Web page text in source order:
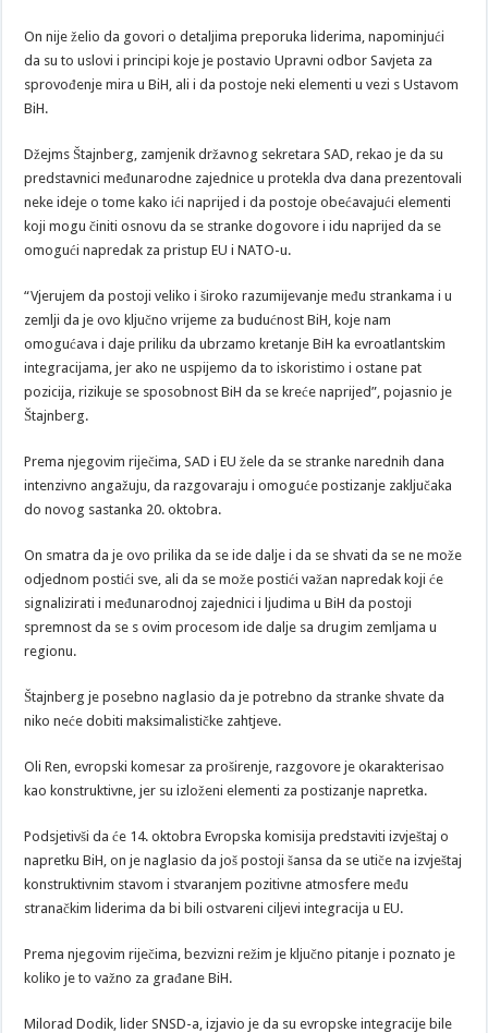
On nije želio da govori o detaljima preporuka liderima, napominjući
da su to uslovi i principi koje je postavio Upravni odbor Savjeta za
sprovođenje mira u BiH, ali i da postoje neki elementi u vezi s Ustavom
BiH.
Džejms Štajnberg, zamjenik državnog sekretara SAD, rekao je da su
predstavnici međunarodne zajednice u protekla dva dana prezentovali
neke ideje o tome kako ići naprijed i da postoje obećavajući elementi
koji mogu činiti osnovu da se stranke dogovore i idu naprijed da se
omogući napredak za pristup EU i NATO-u.
“Vjerujem da postoji veliko i široko razumijevanje među strankama i u
zemlji da je ovo ključno vrijeme za budućnost BiH, koje nam
omogućava i daje priliku da ubrzamo kretanje BiH ka evroatlantskim
integracijama, jer ako ne uspijemo da to iskoristimo i ostane pat
pozicija, rizikuje se sposobnost BiH da se kreće naprijed”, pojasnio je
Štajnberg.
Prema njegovim riječima, SAD i EU žele da se stranke narednih dana
intenzivno angažuju, da razgovaraju i omoguće postizanje zaključaka
do novog sastanka 20. oktobra.
On smatra da je ovo prilika da se ide dalje i da se shvati da se ne može
odjednom postići sve, ali da se može postići važan napredak koji će
signalizirati i međunarodnoj zajednici i ljudima u BiH da postoji
spremnost da se s ovim procesom ide dalje sa drugim zemljama u
regionu.
Štajnberg je posebno naglasio da je potrebno da stranke shvate da
niko neće dobiti maksimalističke zahtjeve.
Oli Ren, evropski komesar za proširenje, razgovore je okarakterisao
kao konstruktivne, jer su izloženi elementi za postizanje napretka.
Podsjetivši da će 14. oktobra Evropska komisija predstaviti izvještaj o
napretku BiH, on je naglasio da još postoji šansa da se utiče na izvještaj
konstruktivnim stavom i stvaranjem pozitivne atmosfere među
stranačkim liderima da bi bili ostvareni ciljevi integracija u EU.
Prema njegovim riječima, bezvizni režim je ključno pitanje i poznato je
koliko je to važno za građane BiH.
Milorad Dodik, lider SNSD-a, izjavio je da su evropske integracije bile